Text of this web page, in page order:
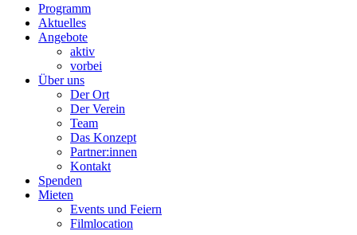
Programm
Aktuelles
Angebote
aktiv
vorbei
Über uns
Der Ort
Der Verein
Team
Das Konzept
Partner:innen
Kontakt
Spenden
Mieten
Events und Feiern
Filmlocation